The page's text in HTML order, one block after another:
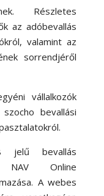
Részletes
az adóbevallás
valamint az
sorrendjéről
vállalkozók
bevallási
jelű bevallás
NAV Online
A webes